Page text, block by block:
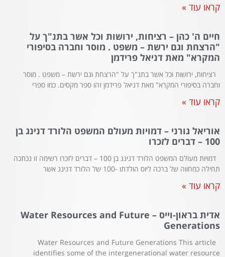
קראו עוד »
חיים ה' כהן – רציחות, ירושות וכל אשר בתנ"ך על
"הרצחת וגם ירשת – משפט . מוסר וחברה בסיפורי
המקרא" מאת דניאל פרידמן
רציחות, ירושות וכל אשר בתנ"ך על "הרצחת וגם ירשת – משפט . מוסר
וחברה בסיפורי המקרא" מאת דניאל פרידמן זהו ספר מקסים. כמו ספרי
קראו עוד »
אוריאל גורני – דמויות מעולם המשפט הלורד דנינג בן
100 – דברים לזכרו
דמויות מעולם המשפט הלורד דנינג בן 100 – דברים לזכרו רשימה זו נכתכה
תחילה כמחווה של ברכה ליוס הולדתו -100 של הלורד דנינג אשר
קראו עוד »
אדית בראון-וייס – Water Resources and Future
Generations
Water Resources and Future Generations This article
identifies some of the intergenerational water resource